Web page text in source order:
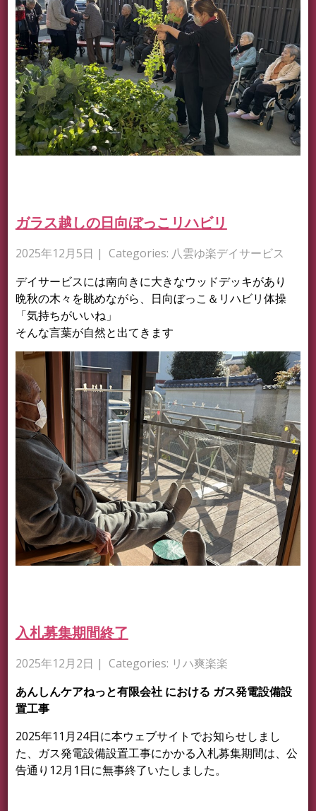
ガラス越しの日向ぼっこリハビリ
2025年12月5日 | Categories: 八雲ゆ楽デイサービス
デイサービスには南向きに大きなウッドデッキがあり
晩秋の木々を眺めながら、日向ぼっこ＆リハビリ体操
「気持ちがいいね」
そんな言葉が自然と出てきます
入札募集期間終了
2025年12月2日 | Categories: リハ爽楽楽
あんしんケアねっと有限会社 における ガス発電設備設
置工事
2025年11月24日に本ウェブサイトでお知らせしまし
た、ガス発電設備設置工事にかかる入札募集期間は、公
告通り12月1日に無事終了いたしました。